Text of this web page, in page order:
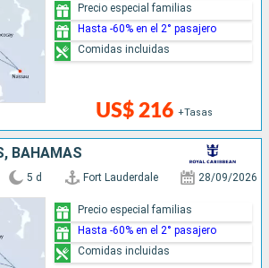
US$ 216 +Tasas
Precio especial familias
Hasta -60% en el 2° pasajero
Comidas incluidas
BAHAMAS
5 d Fort Lauderdale 28/09/2026
Precio especial familias
Hasta -60% en el 2° pasajero
Comidas incluidas